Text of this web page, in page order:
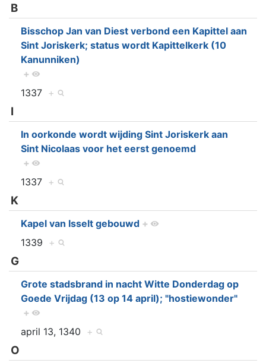
B
Bisschop Jan van Diest verbond een Kapittel aan
Sint Joriskerk; status wordt Kapittelkerk (10
Kanunniken)
+
1337 +
I
In oorkonde wordt wijding Sint Joriskerk aan
Sint Nicolaas voor het eerst genoemd
+
1337 +
K
Kapel van Isselt gebouwd +
1339 +
G
Grote stadsbrand in nacht Witte Donderdag op
Goede Vrijdag (13 op 14 april); "hostiewonder"
+
april 13, 1340 +
O